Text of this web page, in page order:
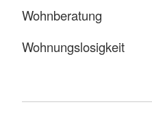
Wohnberatung
Wohnungslosigkeit